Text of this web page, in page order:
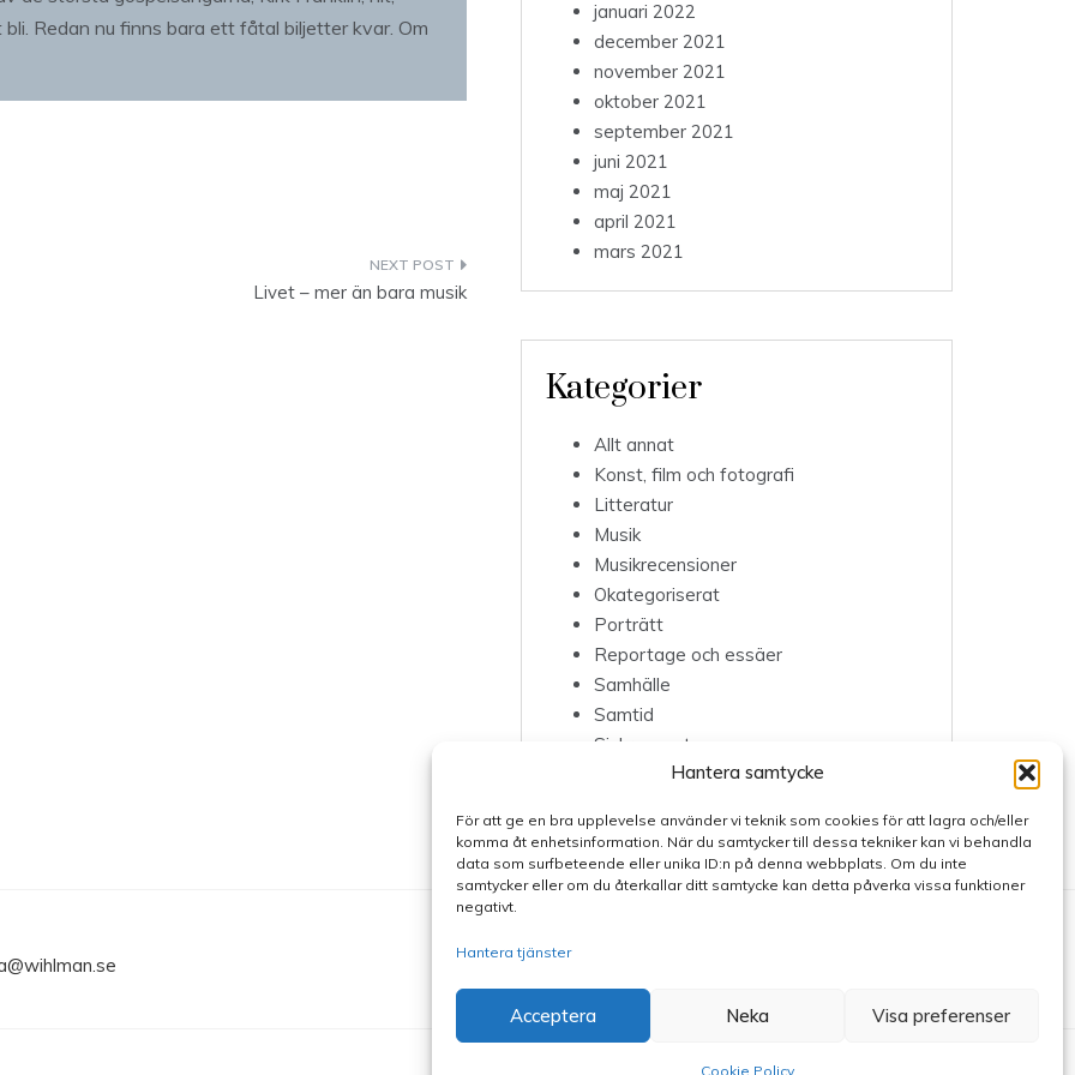
Hantera samtycke
För att ge en bra upplevelse använder vi teknik som cookies för att lagra och/eller
komma åt enhetsinformation. När du samtycker till dessa tekniker kan vi behandla
data som surfbeteende eller unika ID:n på denna webbplats. Om du inte
samtycker eller om du återkallar ditt samtycke kan detta påverka vissa funktioner
negativt.
Hantera tjänster
Acceptera Neka Visa preferenser
Cookie Policy
Redan nu finns bara ett fåtal biljetter kvar. Om
Livet – mer än bara musik
januari 2022
december 2021
november 2021
oktober 2021
september 2021
juni 2021
maj 2021
april 2021
mars 2021
Kategorier
Allt annat
Konst, film och fotografi
Litteratur
Musik
Musikrecensioner
Okategoriserat
Porträtt
Reportage och essäer
Samhälle
Samtid
Sjukrapport